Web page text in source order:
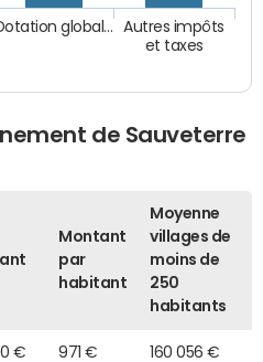
Autres impôts
et taxes
global…
de Sauveterre
Montant
par
habitant
Moyenne
villages de
moins de
250
habitants
€ 971 € 160 056 €